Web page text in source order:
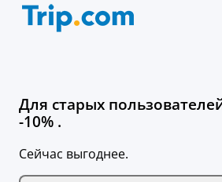
Для старых
-10% .
Сейчас выгоднее.